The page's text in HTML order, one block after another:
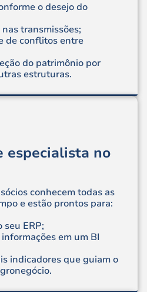
o desejo do
transmissões;
de conflitos entre
do patrimônio por
estruturas.
especialista no
conhecem todas as
e estão prontos para:
ERP;
em um BI
indicadores que guiam o